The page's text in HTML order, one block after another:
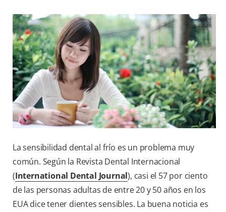
PARA PROFESIONALES
CUPONES
DONDE COMPRAR
MX (ES)
SUSCRÍBASE
La sensibilidad dental al frío es un problema muy
común. Según la Revista Dental Internacional
(International Dental Journal), casi el 57 por ciento
de las personas adultas de entre 20 y 50 años en los
EUA dice tener dientes sensibles. La buena noticia es